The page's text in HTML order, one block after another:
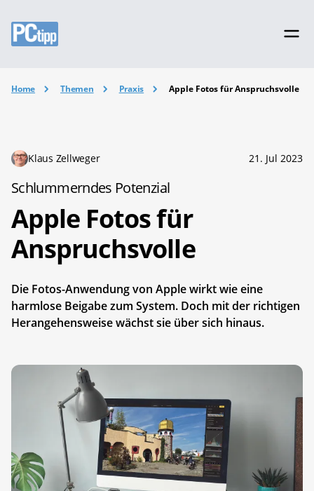
Home Themen Praxis Apple Fotos für Anspruchsvolle
Klaus Zellweger 21. Jul 2023
Schlummerndes Potenzial
Apple Fotos für
Anspruchsvolle
Die Fotos-Anwendung von Apple wirkt wie eine
harmlose Beigabe zum System. Doch mit der richtigen
Herangehensweise wächst sie über sich hinaus.